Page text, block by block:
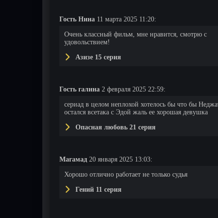
Гость Нина 11 марта 2025 11:20:
Очень классный фильм, мне нравится, смотрю с
удовольствием!
Азизе 15 серия
Гость галина 2 февраля 2025 22:59:
сериад в целом неплохой хотелось бы что бы
остался всетака с Эдой жаль ее хорошая девушка
Опасная любовь 21 серия
Магамад 20 января 2025 13:03:
Хорошо отлично работает не только судья
Гений 11 серия